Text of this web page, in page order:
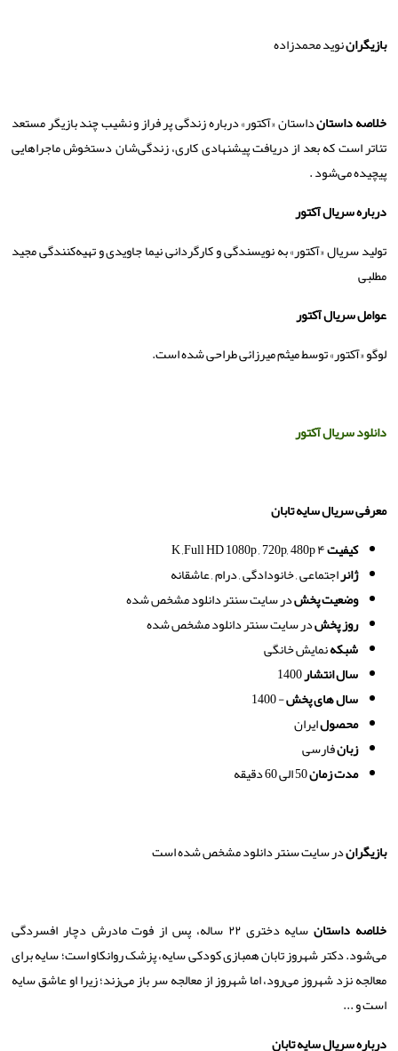
بازیگراننوید محمدزاده
خلاصه داستانداستان «آکتور» درباره زندگی پر فراز و نشیب چند بازیگر مستعد
تئاتر است که بعد از دریافت پیشنهادی کاری، زندگی‌شان دستخوش ماجراهایی
پیچیده می‌شود.
درباره سریال آکتور
تولید سریال «آکتور» به نویسندگی و کارگردانی نیما جاویدی و تهیه‌کنندگی مجید
مطلبی
عوامل سریال آکتور
لوگو «آکتور» توسط میثم میرزائی طراحی شده است.
دانلودسریالآکتور
معرفی سریال سایه تابان
کیفیت۴K ,Full HD 1080p , 720p, 480p
ژانراجتماعی , خانودادگی , درام , عاشقانه
وضعیت پخشدر سایت سنتر دانلود مشخص شده
روز پخشدر سایت سنتر دانلود مشخص شده
شبکهنمایش خانگی
سال انتشار1400
سال های پخش- 1400
محصولایران
زبانفارسی
مدت زمان50 الی 60 دقیقه
بازیگراندر سایت سنتر دانلود مشخص شده است
خلاصه داستان
سایه دختری ۲۲ ساله، پس از فوت مادرش دچار افسردگی
می‌شود. دکتر شهروز تابان همبازی کودکی سایه، پزشک روانکاو است؛ سایه برای
معالجه نزد شهروز می‌رود، اما شهروز از معالجه سر باز می‌زند؛ زیرا او عاشق سایه
است و...
درباره سریال سایه تابان